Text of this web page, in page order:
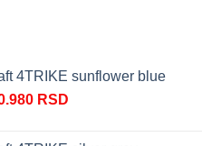
4TRIKE sunflower blue
RSDTrenutna